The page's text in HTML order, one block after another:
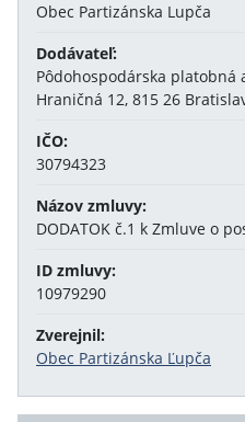
Obec Partizánska Lupča
Dodávateľ:
Pôdohospodárska platobná
Hraničná 12, 815 26
IČO:
30794323
Názov zmluvy:
DODATOK č.1 k Zmluve o
ID zmluvy:
10979290
Zverejnil:
Obec Partizánska Ľupča